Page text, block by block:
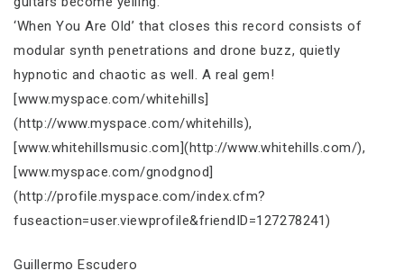
‘When You Are Old’ that closes this record consists of
modular synth penetrations and drone buzz, quietly
hypnotic and chaotic as well. A real gem!
[www.myspace.com/whitehills]
(http://www.myspace.com/whitehills),
[www.whitehillsmusic.com](http://www.whitehills.com/),
[www.myspace.com/gnodgnod]
(http://profile.myspace.com/index.cfm?
fuseaction=user.viewprofile&friendID=127278241)
Guillermo Escudero